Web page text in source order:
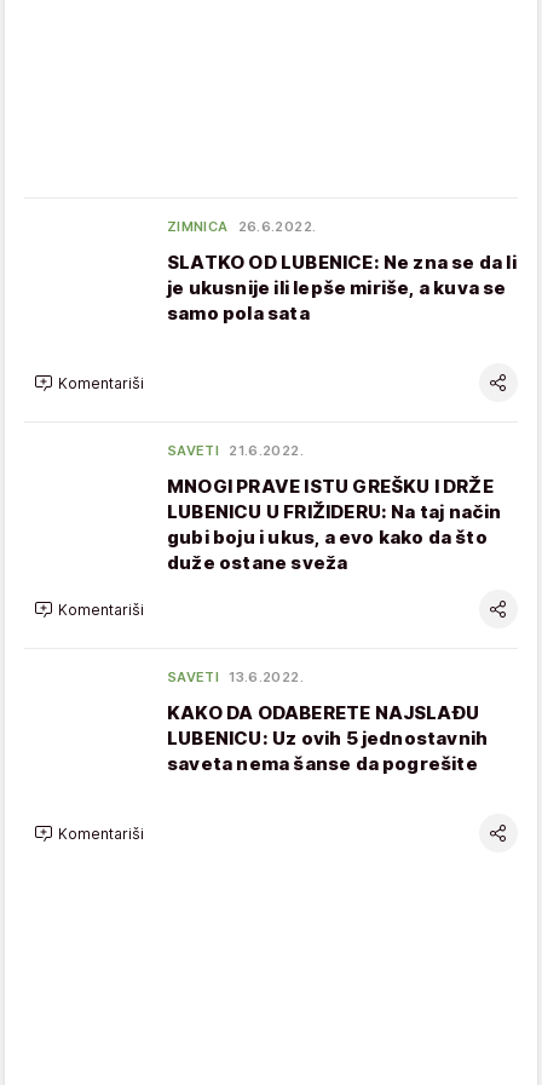
ZIMNICA 26.6.2022.
SLATKO OD LUBENICE: Ne zna se da li
je ukusnije ili lepše miriše, a kuva se
samo pola sata
Komentariši
SAVETI 21.6.2022.
MNOGI PRAVE ISTU GREŠKU I DRŽE
LUBENICU U FRIŽIDERU: Na taj način
gubi boju i ukus, a evo kako da što
duže ostane sveža
Komentariši
SAVETI 13.6.2022.
KAKO DA ODABERETE NAJSLAĐU
LUBENICU: Uz ovih 5 jednostavnih
saveta nema šanse da pogrešite
Komentariši